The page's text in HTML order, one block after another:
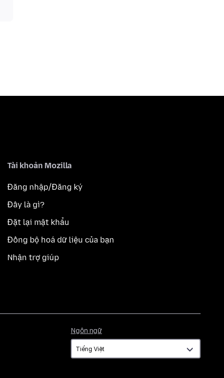
Tài khoản Mozilla
Đăng nhập/Đăng ký
Đây là gì?
Đặt lại mật khẩu
Đồng bộ hoá dữ liệu của bạn
Nhận trợ giúp
Ngôn ngữ
ngữ